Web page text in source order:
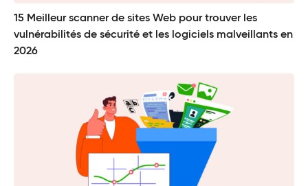
15 Meilleur scanner de sites Web pour trouver les
vulnérabilités de sécurité et les logiciels malveillants en
2026